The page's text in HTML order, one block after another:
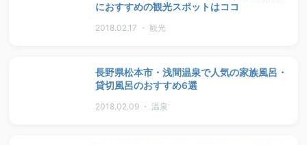
におすすめの観光スポットはココ
2018.02.17 ・ 観光
長野県松本市・浅間温泉で人気の家族風呂・
貸切風呂のおすすめ6選
2018.02.09 ・ 温泉